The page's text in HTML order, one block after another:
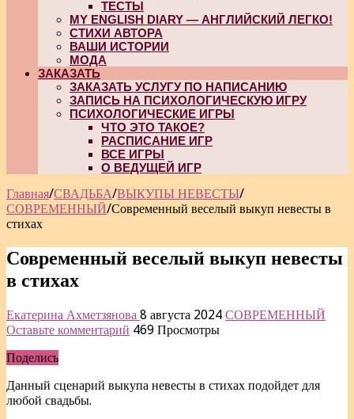
ТЕСТЫ
MY ENGLISH DIARY — АНГЛИЙСКИЙ ЛЕГКО!
СТИХИ АВТОРА
ВАШИ ИСТОРИИ
МОДА
ЗАКАЗАТЬ
ЗАКАЗАТЬ УСЛУГУ ПО НАПИСАНИЮ
ЗАПИСЬ НА ПСИХОЛОГИЧЕСКУЮ ИГРУ
ПСИХОЛОГИЧЕСКИЕ ИГРЫ
ЧТО ЭТО ТАКОЕ?
РАСПИСАНИЕ ИГР
ВСЕ ИГРЫ
О ВЕДУЩЕЙ ИГР
Главная/СВАДЬБА/ВЫКУПЫ НЕВЕСТЫ/
СОВРЕМЕННЫЙ/Современный веселый выкуп невесты в
стихах
Современный веселый выкуп невесты
в стихах
Екатерина Ахметзянова 8 августа 2024 СОВРЕМЕННЫЙ
Оставьте комментарий 469 Просмотры
Поделись
Данный сценарий выкупа невесты в стихах подойдет для
любой свадьбы.